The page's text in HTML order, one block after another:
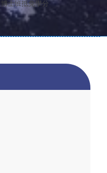
博士班抵免學分